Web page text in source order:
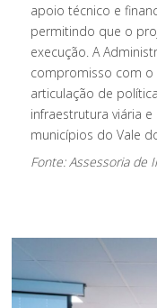
apoio técnico e
permitindo que o
execução. A
compromisso com o
articulação de
infraestrutura viária
municípios do Vale
Fonte: Assessoria de